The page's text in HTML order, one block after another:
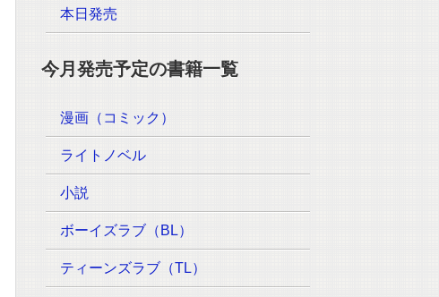
本日発売
今月発売予定の書籍一覧
漫画（コミック）
ライトノベル
小説
ボーイズラブ（BL）
ティーンズラブ（TL）